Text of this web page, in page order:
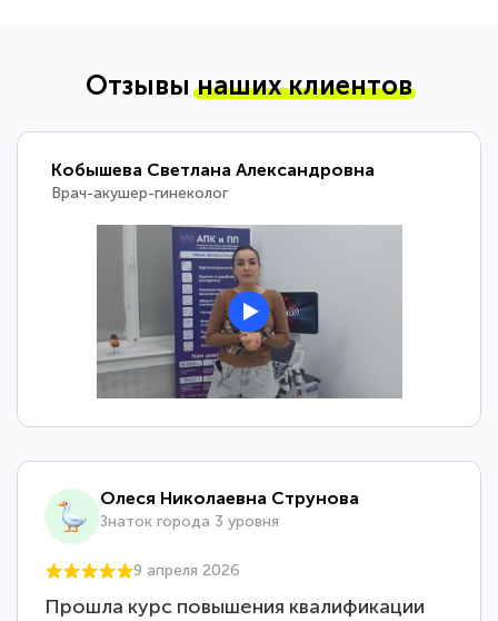
Отзывынаших клиентов
Кобышева Светлана Александровна
Врач-акушер-гинеколог
Олеся Николаевна Струнова
Знаток города 3 уровня
9 апреля 2026
Прошла курс повышения квалификации